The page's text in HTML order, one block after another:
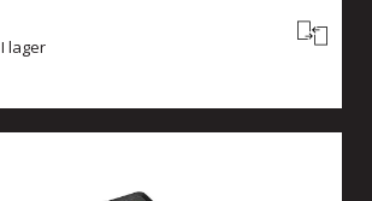
I lager